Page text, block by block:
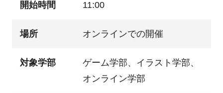
開始時間 11:00
場所 オンラインでの開催
対象学部
ゲーム学部、イラスト学部、
オンライン学部